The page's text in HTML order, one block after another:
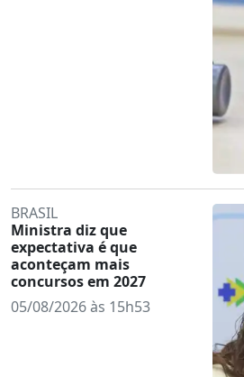
BRASIL
Ministra diz que
expectativa é que
aconteçam mais
concursos em 2027
05/08/2026 às 15h53